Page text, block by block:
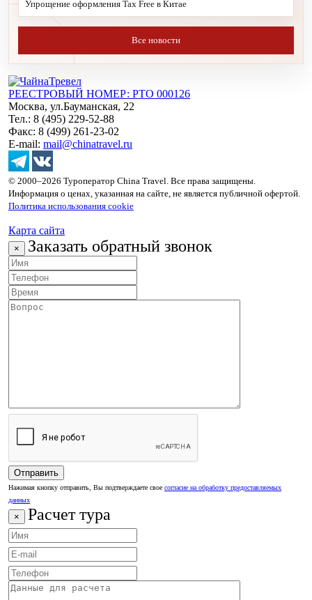
Упрощение оформления Tax Free в Китае
Все новости
РЕЕСТРОВЫЙ НОМЕР: РТО 000126
Москва, ул.Бауманская, 22
Тел.: 8 (495) 229-52-88
Факс: 8 (499) 261-23-02
E-mail: mail@chinatravel.ru
© 2000–2026 Туроператор China Travel. Все права защищены.
Информация о ценах, указанная на сайте, не является публичной офертой.
Политика использования cookie
Карта сайта
× Заказать обратный звонок
Нажимая кнопку отправить, Вы подтверждаете свое согласие на обработку предоставляемых
данных
× Расчет тура